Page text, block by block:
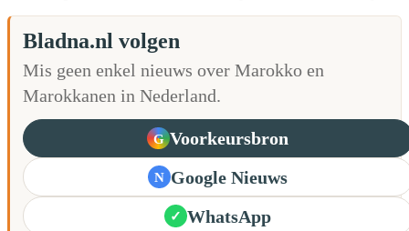
Bladna.nl volgen
Mis geen enkel nieuws over Marokko en
Marokkanen in Nederland.
G Voorkeursbron
N Google Nieuws
✓ WhatsApp